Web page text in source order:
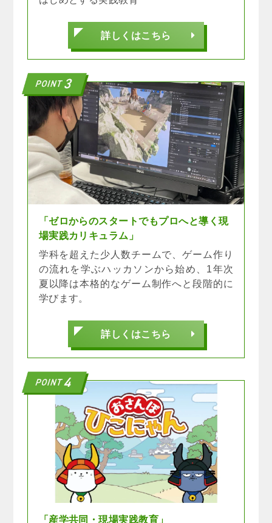
詳しくはこちら
「ゼロからのスタートでもプロへと導く現
場実践カリキュラム」
学科を超えた少人数チームで、ゲーム作り
の流れを学ぶハッカソンから始め、1年次
夏以降は本格的なゲーム制作へと段階的に
学びます。
詳しくはこちら
「産学共同・現場実践教育」